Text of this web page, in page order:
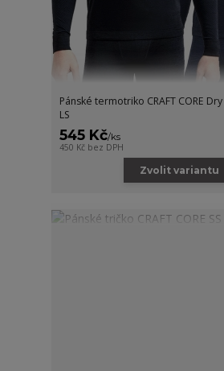
Pánské termotriko CRAFT CORE
LS
545 Kč/ks
450 Kč bez DPH
Zvolit variantu